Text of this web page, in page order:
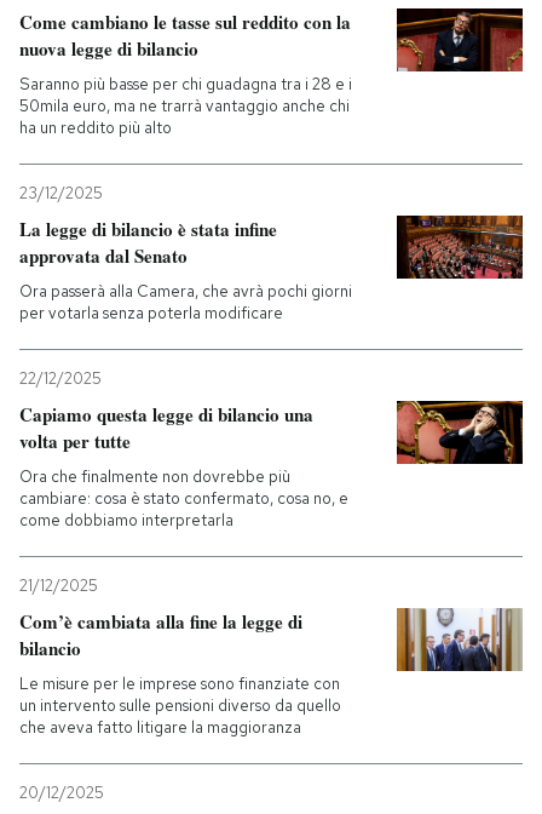
AREA PERSONALE
Entra
Come cambiano le tasse sul reddito con la
nuova legge di bilancio
Saranno più basse per chi guadagna tra i 28 e i
50mila euro, ma ne trarrà vantaggio anche chi
ha un reddito più alto
23/12/2025
La legge di bilancio è stata infine
approvata dal Senato
Ora passerà alla Camera, che avrà pochi giorni
per votarla senza poterla modificare
22/12/2025
Capiamo questa legge di bilancio una
volta per tutte
Ora che finalmente non dovrebbe più
cambiare: cosa è stato confermato, cosa no, e
come dobbiamo interpretarla
21/12/2025
Com’è cambiata alla fine la legge di
bilancio
Le misure per le imprese sono finanziate con
un intervento sulle pensioni diverso da quello
che aveva fatto litigare la maggioranza
20/12/2025